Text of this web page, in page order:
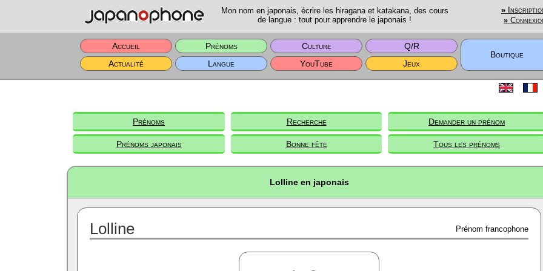
Mon nom en japonais, écrire les hiragana et katakana, des cours
de langue : tout pour apprendre le japonais !
»
»
Accueil Prénoms Culture
Q/R
Boutique
Actualité
Langue YouTube Jeux
Prénoms Recherche Demander un prénom
Prénoms japonais Bonne fête Tous les prénoms
Lolline en japonais
Lolline Prénom francophone